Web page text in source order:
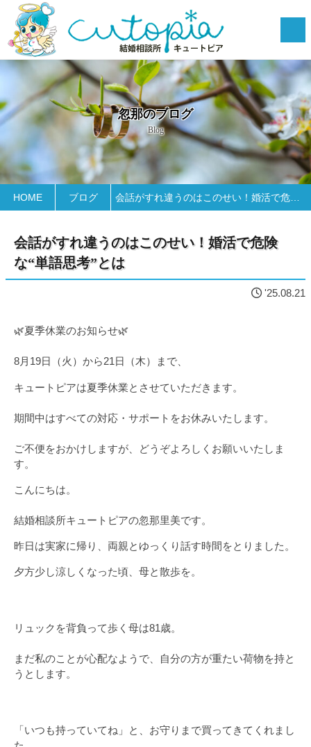
忽那のブログ
Blog
HOME ブログ 会話がすれ違うのはこのせい！婚活で危険な“単語思考”とは
会話がすれ違うのはこのせい！婚活で危険
な“単語思考”とは
'25.08.21
🌿夏季休業のお知らせ🌿
8月19日（火）から21日（木）まで、
キュートピアは夏季休業とさせていただきます。
期間中はすべての対応・サポートをお休みいたします。
ご不便をおかけしますが、どうぞよろしくお願いいたしま
す。
こんにちは。
結婚相談所キュートピアの忽那里美です。
昨日は実家に帰り、両親とゆっくり話す時間をとりました。
夕方少し涼しくなった頃、母と散歩を。
リュックを背負って歩く母は81歳。
まだ私のことが心配なようで、自分の方が重たい荷物を持と
うとします。
「いつも持っていてね」と、お守りまで買ってきてくれまし